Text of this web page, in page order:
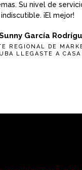
Su nivel de
indiscutible. ¡El mejor!
García
REGIONAL DE
LLEGASTE A CASA